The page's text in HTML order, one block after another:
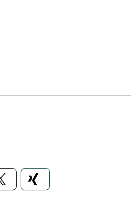
sozialen Medien